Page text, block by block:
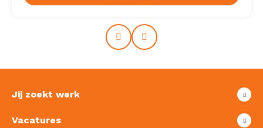
Prev Next
Jij zoekt werk
Vacatures